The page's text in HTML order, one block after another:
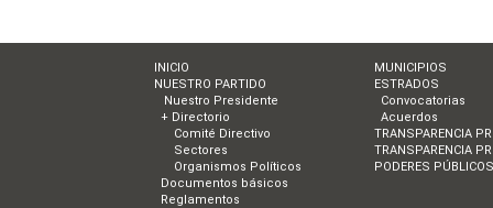
INICIO
NUESTRO PARTIDO
Nuestro Presidente
+ Directorio
Comité Directivo
Sectores
Organismos Políticos
Documentos básicos
Reglamentos
MUNICIPIOS
ESTRADOS
Convocatorias
Acuerdos
TRANSPARENCIA
TRANSPARENCIA
PODERES PÚBLICOS